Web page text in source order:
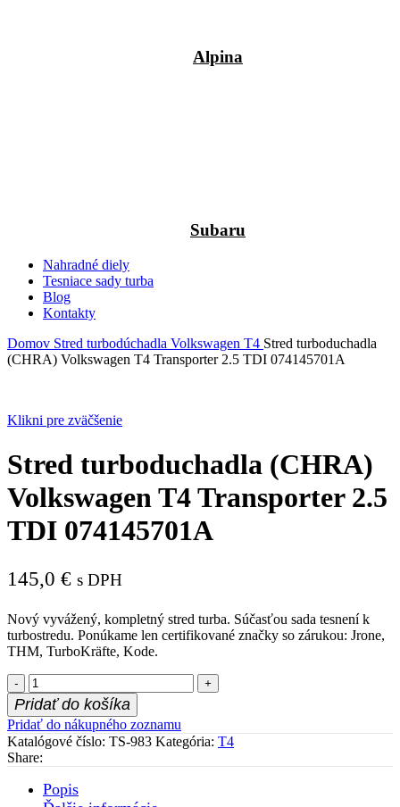
Alpina
Subaru
Nahradné diely
Tesniace sady turba
Blog
Kontakty
Domov Stred turbodúchadla Volkswagen T4 Stred turboduchadla
(CHRA) Volkswagen T4 Transporter 2.5 TDI 074145701A
Klikni pre zväčšenie
Stred turboduchadla (CHRA)
Volkswagen T4 Transporter 2.5
TDI 074145701A
145,0 € s DPH
Nový vyvážený, kompletný stred turba. Súčasťou sada tesnení k
turbostredu. Ponúkame len certifikované značky so zárukou: Jrone,
THM, TurboKräfte, Kode.
množstvo
Stred
turboduchadla
(CHRA)
Volkswagen
T4
2.5
Pridať do košíka
Pridať do nákupného zoznamu
Katalógové číslo: TS-983 Kategória: T4
Share:
Popis